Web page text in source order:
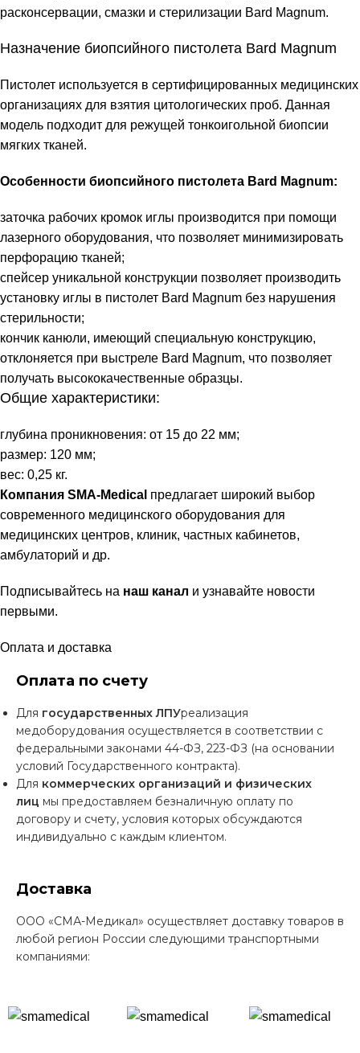
расконсервации, смазки и стерилизации Bard Magnum.
Назначение биопсийного пистолета Bard Magnum
Пистолет используется в сертифицированных медицинских
организациях для взятия цитологических проб. Данная
модель подходит для режущей тонкоигольной биопсии
мягких тканей.
Особенности биопсийного пистолета Bard Magnum:
заточка рабочих кромок иглы производится при помощи
лазерного оборудования, что позволяет минимизировать
перфорацию тканей;
спейсер уникальной конструкции позволяет производить
установку иглы в пистолет Bard Magnum без нарушения
стерильности;
кончик канюли, имеющий специальную конструкцию,
отклоняется при выстреле Bard Magnum, что позволяет
получать высококачественные образцы.
Общие характеристики:
глубина проникновения: от 15 до 22 мм;
размер: 120 мм;
вес: 0,25 кг.
Компания SMA-Medical предлагает широкий выбор
современного медицинского оборудования для
медицинских центров, клиник, частных кабинетов,
амбулаторий и др.
Подписывайтесь на наш канал и узнавайте новости
первыми.
Оплата и доставка
Оплата по счету
Для государственных ЛПУреализация
медоборудования осуществляется в соответствии с
федеральными законами 44-ФЗ, 223-ФЗ (на основании
условий Государственного контракта).
Для коммерческих организаций и физических
лиц мы предоставляем безналичную оплату по
договору и счету, условия которых обсуждаются
индивидуально с каждым клиентом.
Доставка
ООО «СМА-Медикал» осуществляет доставку товаров в
любой регион России следующими транспортными
компаниями: